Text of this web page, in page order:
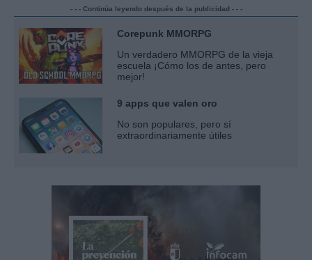
- - - Continúa leyendo después de la publicidad - - -
Corepunk MMORPG
Un verdadero MMORPG de la vieja
escuela ¡Cómo los de antes, pero
mejor!
9 apps que valen oro
No son populares, pero sí
extraordinariamente útiles